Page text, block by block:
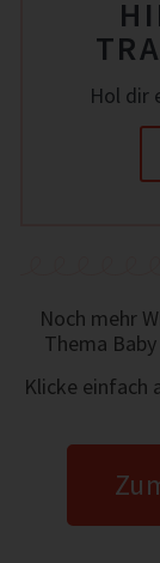
Hol dir
Noch mehr
Thema
Klicke einfach